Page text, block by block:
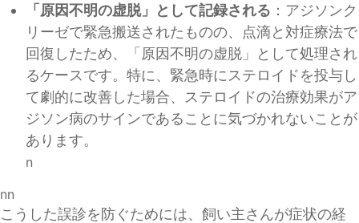
「原因不明の虚脱」として記録される ：アジソンク
リーゼで緊急搬送されたものの、点滴と対症療法で
回復したため、「原因不明の虚脱」として処理され
るケースです。特に、緊急時にステロイドを投与し
て劇的に改善した場合、ステロイドの治療効果がア
ジソン病のサインであることに気づかれないことが
あります。
n
nn
こうした誤診を防ぐためには、飼い主さんが症状の経